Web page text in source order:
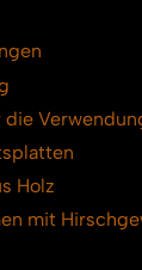
Holz
mit